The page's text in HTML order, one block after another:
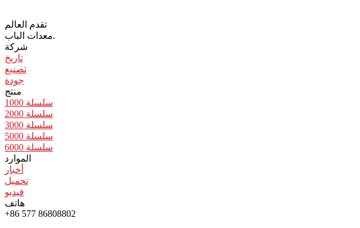
تقدم العالم
معدات الباب.
شركة
تاريخ
تصنيع
جودة
منتج
سلسلة 1000
سلسلة 2000
سلسلة 3000
سلسلة 5000
سلسلة 6000
الموارد
أخبار
تحميل
فيديو
هاتف
+86 577 86808802